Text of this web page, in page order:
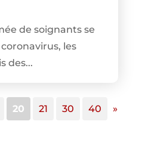
de soignants se
les
des...
20 21 30 40 »